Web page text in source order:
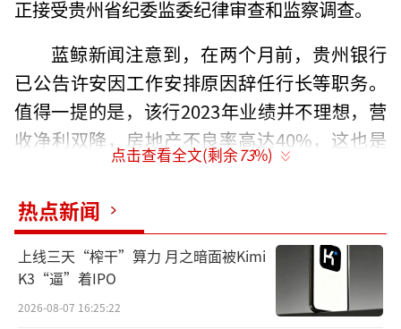
正接受贵州省纪委监委纪律审查和监察调查。
蓝鲸新闻注意到，在两个月前，贵州银行
已公告许安因工作安排原因辞任行长等职务。
值得一提的是，该行2023年业绩并不理想，营
收净利双降，房地产不良率高达40%，这也是
许安任该行行长后，交出的第6份年度“成绩
单”。
两个月前辞任行长等职务
在被查的2个月前，许安辞去了贵州银行行
长等职务。
点击查看全文(剩余73%)
热点新闻
上线三天“榨干”算力 月之暗面被Kimi
K3“逼”着IPO
2026-08-07 16:25:22